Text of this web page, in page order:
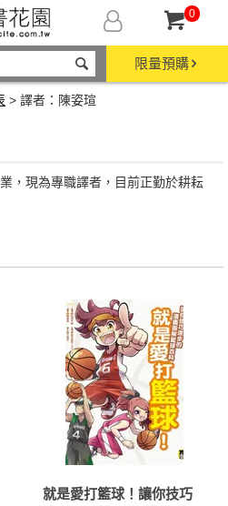
0
限量預購
> 譯者：陳姿瑄
，現為專職譯者，目前正勤於耕耘
就是愛打籃球！讓你技巧